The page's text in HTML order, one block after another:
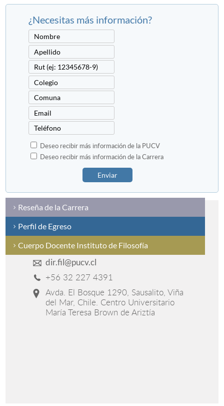
¿Necesitas más información?
Deseo recibir más información de la PUCV
Deseo recibir más información de la Carrera
Enviar
Reseña de la Carrera
Perfil de Egreso
Cuerpo Docente Instituto de Filosofía
dir.fil@pucv.cl
+56 32 227 4391
Avda. El Bosque 1290, Sausalito, Viña
del Mar, Chile. Centro Universitario
María Teresa Brown de Ariztía